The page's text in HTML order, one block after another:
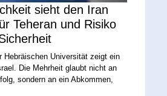
sieht den Iran
Teheran und Risiko
Hebräischen Universität zeigt ein
Die Mehrheit glaubt nicht an
sondern an ein Abkommen,